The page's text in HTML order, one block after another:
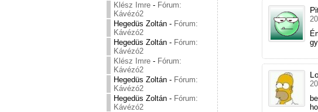
Klész Imre - Fórum:
Kávézó2
Hegedüs Zoltán - Fórum:
Kávézó2
Hegedüs Zoltán - Fórum:
Kávézó2
Klész Imre - Fórum:
Kávézó2
Hegedüs Zoltán - Fórum:
Kávézó2
Hegedüs Zoltán - Fórum:
Kávézó2